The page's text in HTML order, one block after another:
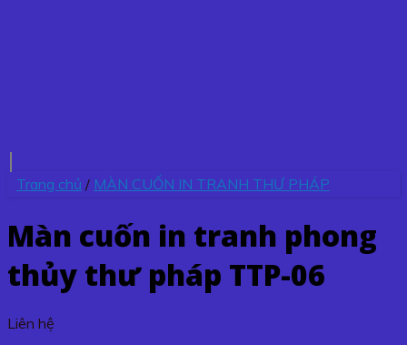
Trang chủ / MÀN CUỐN IN TRANH THƯ PHÁP
Màn cuốn in tranh phong
thủy thư pháp TTP-06
Liên hệ